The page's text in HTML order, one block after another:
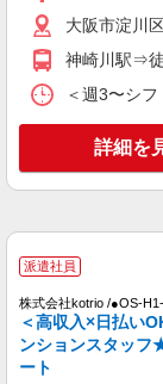
派遣社員
株式会社kotrio /
派遣社員
株式会社kotrio /
大阪市淀川
神崎川駅⇒
＜週3〜シ
詳細を
派遣社員
株式会社kotrio /●OS-
＜高収入×日払い
ンションスタッフ
ート